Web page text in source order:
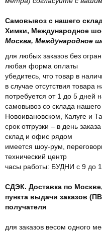
Самовывоз с нашего
Химки, Международное
Москва, Международное
для любых заказов без
любая форма оплаты
убедитесь, что товар в
в случае отсутствия товара
потребуется от 1 до 5 дней
самовывоз со склада
Новоивановском, Калуге и
срок отгрузки – в день
склад и офис рядом
имеется шоу-рум,
технический центр
часы работы: БУДНИ с 9 до
СДЭК. Доставка по
пункта выдачи заказов
получателя
для заказов весом одного